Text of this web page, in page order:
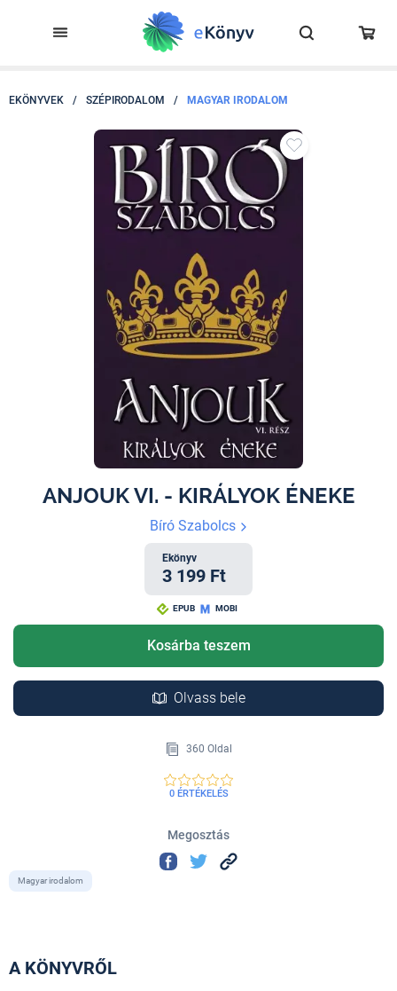
EKÖNYVEK / SZÉPIRODALOM / MAGYAR IRODALOM
ANJOUK VI. - KIRÁLYOK ÉNEKE
Bíró Szabolcs
Ekönyv
3 199 Ft
EPUB MOBI
Kosárba teszem
Olvass bele
360 Oldal
0 ÉRTÉKELÉS
Megosztás
Magyar irodalom
A KÖNYVRŐL